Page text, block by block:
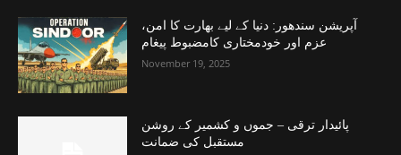
آپریشن سندھور: دنیا کے لیے بھارت کا امن،
عزم اور خودمختاری کامضبوط پیغام
November 19, 2025
پائیدار ترقی – جموں و کشمیر کے روشن
مستقبل کی ضمانت